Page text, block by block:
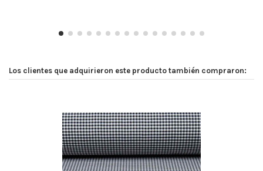
Los clientes que adquirieron este producto también compraron: